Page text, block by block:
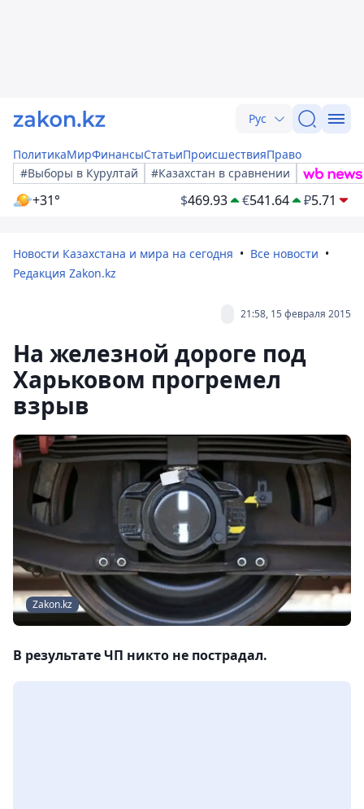
Рус
ПолитикаМирФинансыСтатьиПроисшествияПраво
#Выборы в Курултай
#Казахстан в сравнении
+31° $469.93 €541.64 ₽5.71
Новости Казахстана и мира на сегодня
Все новости
Редакция Zakon.kz
21:58, 15 февраля 2015
На железной дороге под
Харьковом прогремел
взрыв
Zakon.kz
В результате ЧП никто не пострадал.